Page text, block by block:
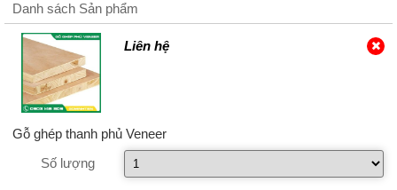
Danh sách Sản phẩm
Liên hệ
Gỗ ghép thanh phủ Veneer
Số lượng